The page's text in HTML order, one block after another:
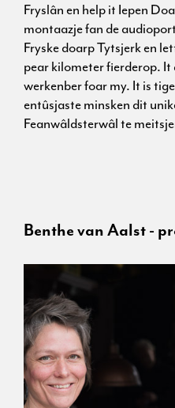
Fryslân en help it Iepen
montaazje fan de
Fryske doarp Tytsjerk en
pear kilometer fierderop. It
werkenber foar my. It is
entûsjaste minsken dit
Feanwâldsterwâl te
Benthe van Aalst -